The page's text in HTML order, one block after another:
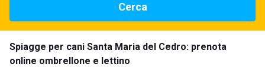
Cerca
Spiagge per cani Santa Maria del Cedro: prenota
online ombrellone e lettino